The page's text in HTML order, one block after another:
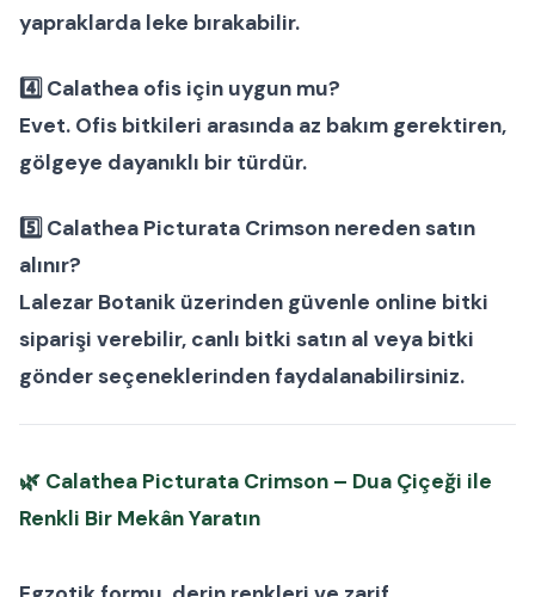
yapraklarda leke bırakabilir.
4️⃣ Calathea ofis için uygun mu?
Evet. Ofis bitkileri arasında az bakım gerektiren,
gölgeye dayanıklı bir türdür.
5️⃣ Calathea Picturata Crimson nereden satın
alınır?
Lalezar Botanik üzerinden güvenle online bitki
siparişi verebilir, canlı bitki satın al veya bitki
gönderseçeneklerinden faydalanabilirsiniz.
🌿 Calathea Picturata Crimson – Dua Çiçeği ile
Renkli Bir Mekân Yaratın